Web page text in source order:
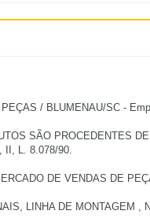
/ BLUMENAU/SC -
SÃO PROCEDENTES
II, L. 8.078/90.
DE VENDAS DE
LINHA DE MONTAGEM ,